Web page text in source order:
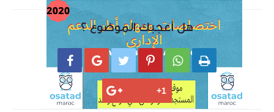
هل أعجبك الموضوع ؟
     